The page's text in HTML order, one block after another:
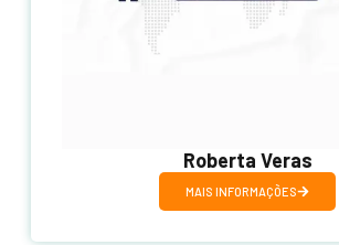
Roberta Veras
MAIS INFORMAÇÕES